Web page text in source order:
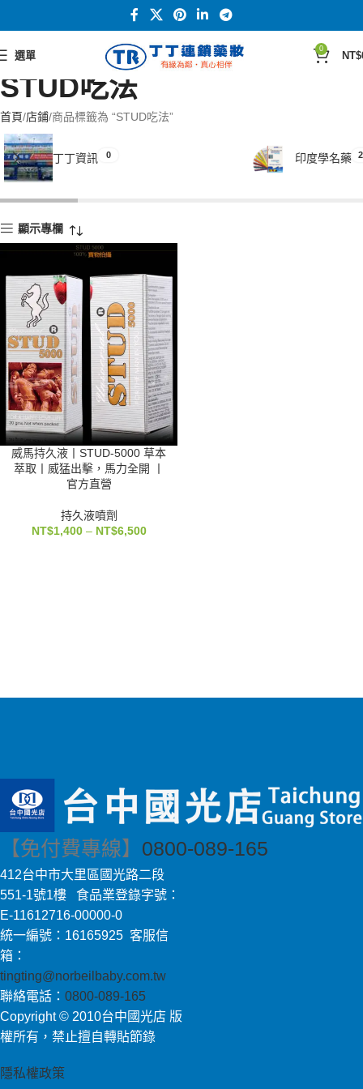
選單
0
NT$
STUD吃法
首頁 店鋪 商品標籤為 “STUD吃法”
丁丁資訊 0 印度學名藥
顯示專欄
威馬持久液丨STUD-5000 草本
萃取丨威猛出擊，馬力全開 丨
官方直營
持久液噴劑
NT$1,400 – NT$6,500
【免付費專線】 0800-089-165
412台中市大里區國光路二段
551-1號1樓 食品業登錄字號：
E-11612716-00000-0
統一編號：16165925 客服信
箱：
tingting@norbeilbaby.com.tw
聯絡電話： 0800-089-165
Copyright © 2010台中國光店 版
權所有，禁止擅自轉貼節錄
隱私權政策